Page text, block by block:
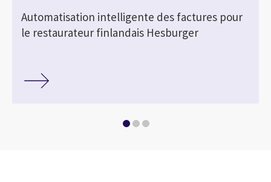
Automatisation intelligente des factures pour
le restaurateur finlandais Hesburger